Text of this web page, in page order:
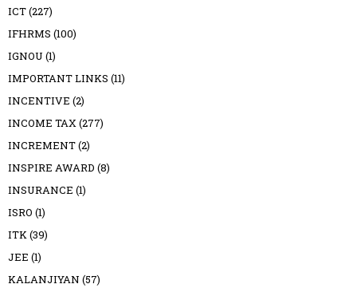
ICT(227)
IFHRMS (100)
IGNOU (1)
IMPORTANT LINKS (11)
INCENTIVE (2)
INCOME TAX(277)
INCREMENT(2)
INSPIRE AWARD (8)
INSURANCE (1)
ISRO (1)
ITK(39)
JEE (1)
KALANJIYAN (57)